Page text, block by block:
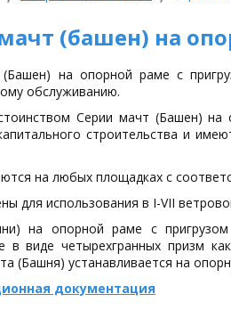
(башен) на
на опорной раме с
обслуживанию.
Серии мачт (Башен) на
строительства и
на любых площадках с
для использования в I-VII
на опорной раме с пригрузом
в виде четырехгранных призм
(Башня) устанавливается на
документация